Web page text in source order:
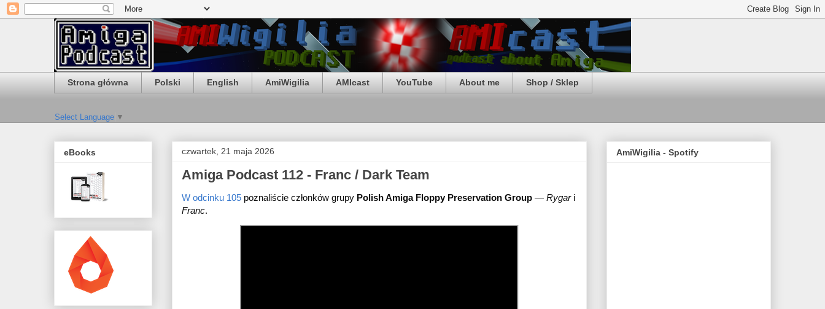
Strona główna Polski English AmiWigilia AMIcast YouTube About me Shop / Sklep
Select Language ▼
czwartek, 21 maja 2026
Amiga Podcast 112 - Franc / Dark Team
W odcinku 105 poznaliście członków grupy Polish Amiga Floppy Preservation Group — Rygar
Franc.
eBooks AmiWigilia - Spotify